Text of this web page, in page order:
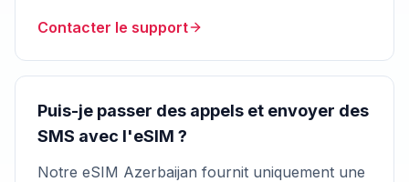
Contacter le support
Puis-je passer des appels et envoyer des
SMS avec l'eSIM ?
Notre eSIM Azerbaijan fournit uniquement une